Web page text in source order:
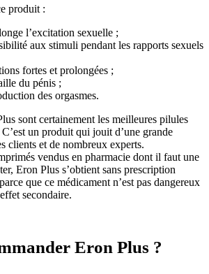
produit :
l’excitation sexuelle ;
aux stimuli pendant les rapports sexuels
fortes et prolongées ;
du pénis ;
des orgasmes.
sont certainement les meilleures pilules
un produit qui jouit d’une grande
clients et de nombreux experts.
vendus en pharmacie dont il faut une
Eron Plus s’obtient sans prescription
que ce médicament n’est pas dangereux
secondaire.
Eron Plus ?